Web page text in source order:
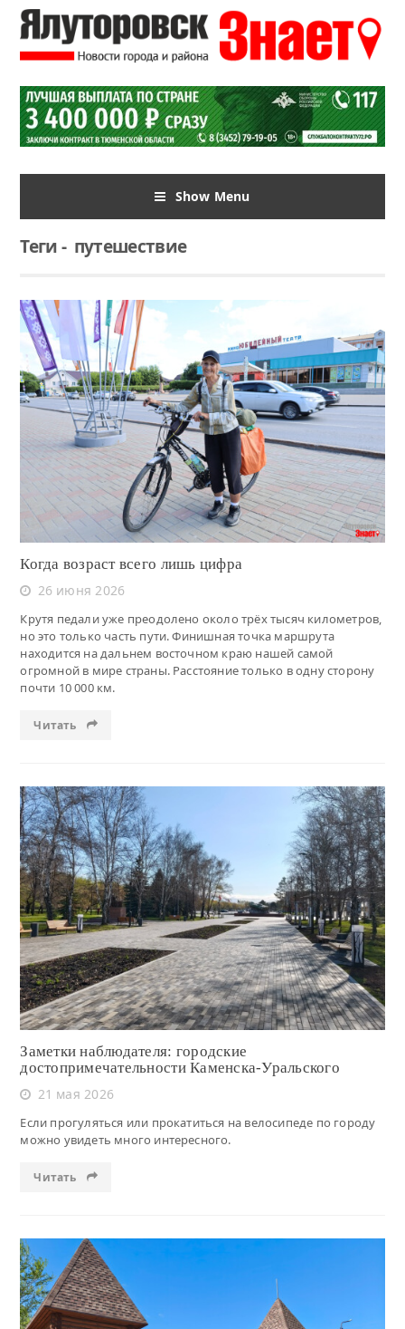
Show Menu
Теги-путешествие
Читать
Когда возраст всего лишь цифра
26 июня 2026
Крутя педали уже преодолено около трёх тысяч километров,
но это только часть пути. Финишная точка маршрута
находится на дальнем восточном краю нашей самой
огромной в мире страны. Расстояние только в одну сторону
почти 10 000 км.
Читать
Читать
Заметки наблюдателя: городские
достопримечательности Каменска-Уральского
21 мая 2026
Если прогуляться или прокатиться на велосипеде по городу
можно увидеть много интересного.
Читать